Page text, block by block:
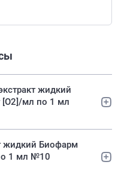
жидкий
[О2]/мл по 1 мл
жидкий Биофарм
1 мл №10